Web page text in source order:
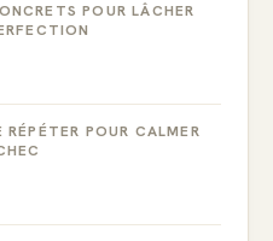
POUR LÂCHER
RÉPÉTER POUR CALMER